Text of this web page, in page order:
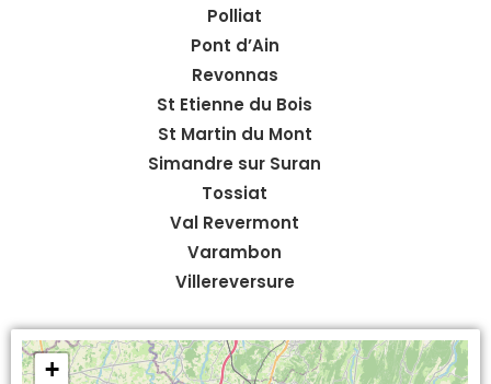
Polliat
Pont d’Ain
Revonnas
St Etienne du Bois
St Martin du Mont
Simandre sur Suran
Tossiat
Val Revermont
Varambon
Villereversure
+